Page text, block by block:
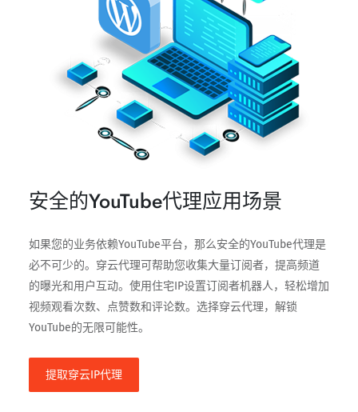
安全的YouTube代理应用场景
如果您的业务依赖YouTube平台，那么安全的YouTube代理是
必不可少的。穿云代理可帮助您收集大量订阅者，提高频道
的曝光和用户互动。使用住宅IP设置订阅者机器人，轻松增加
视频观看次数、点赞数和评论数。选择穿云代理，解锁
YouTube的无限可能性。
提取穿云IP代理